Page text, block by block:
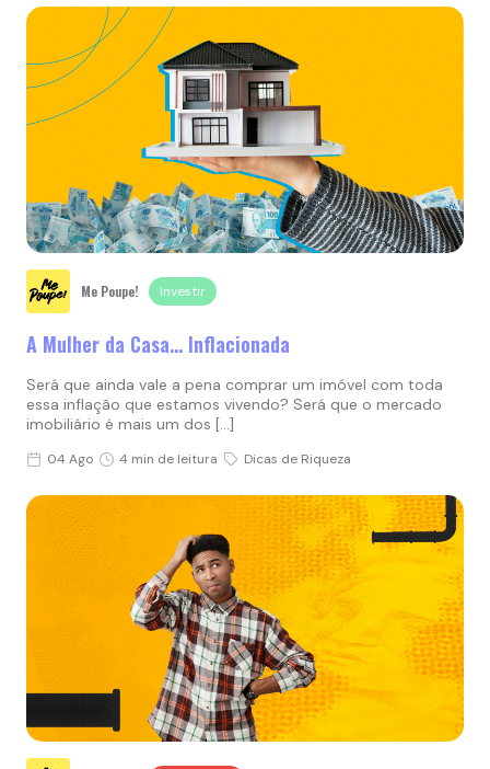
Me Poupe! Investir
A Mulher da Casa… Inflacionada
Será que ainda vale a pena comprar um imóvel com toda
essa inflação que estamos vivendo? Será que o mercado
imobiliário é mais um dos […]
04 Ago 4 min de leitura Dicas de Riqueza